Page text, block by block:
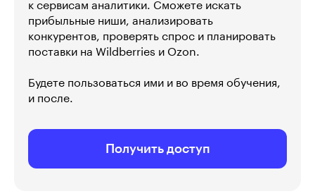
к сервисам аналитики. Сможете искать
прибыльные ниши, анализировать
конкурентов, проверять спрос и планировать
поставки на Wildberries и Ozon.
Будете пользоваться ими и во время обучения,
и после.
Получить доступ